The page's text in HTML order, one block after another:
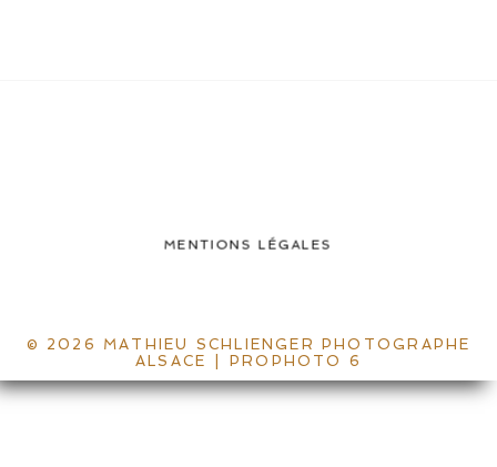
MENTIONS LÉGALES
© 2026 MATHIEU SCHLIENGER PHOTOGRAPHE
ALSACE
PROPHOTO 6